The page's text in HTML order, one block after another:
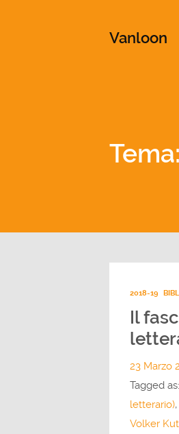
Vanloon
2018-19
Il
23 Marzo
Tagged as:
letterario),
Volker